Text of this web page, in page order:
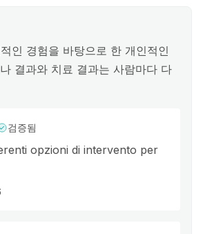
인 경험을 바탕으로 한 개인적인
결과와 치료 결과는 사람마다 다
검증됨
opzioni di intervento per